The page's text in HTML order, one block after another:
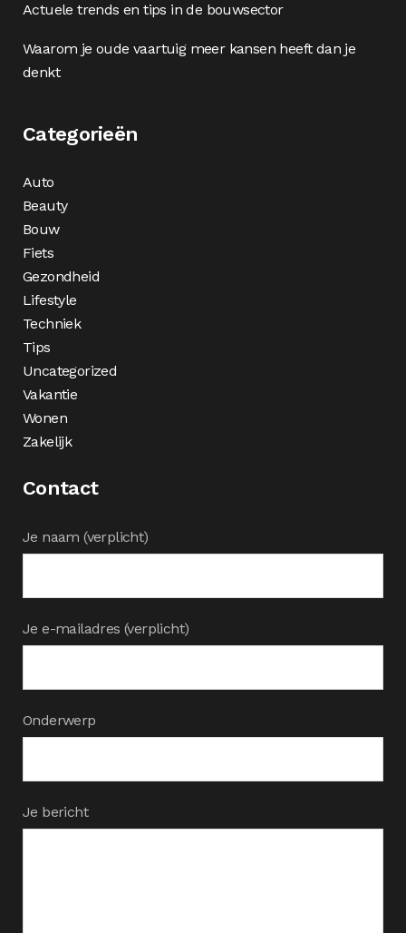
Actuele trends en tips in de bouwsector
Waarom je oude vaartuig meer kansen heeft dan je
denkt
Categorieën
Auto
Beauty
Bouw
Fiets
Gezondheid
Lifestyle
Techniek
Tips
Uncategorized
Vakantie
Wonen
Zakelijk
Contact
Je naam (verplicht)
Je e-mailadres (verplicht)
Onderwerp
Je bericht